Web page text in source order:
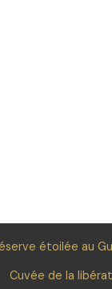
étoilée au
Cuvée de la